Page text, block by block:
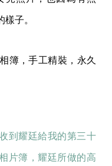
子。
簿，手工精裝，永久
到耀廷給我的第三十
片簿，耀廷所做的高